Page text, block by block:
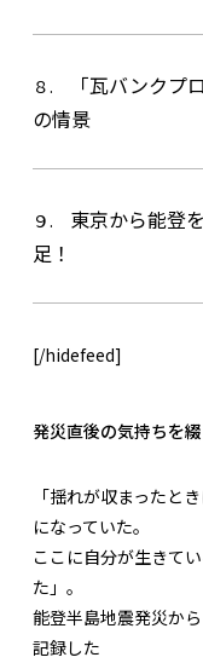
８.
「瓦バンクプ
の情景
９.
東京から能登
足！
[/hidefeed]
発災直後の気持ちを
「揺れが収まったと
になっていた。
ここに自分が生きて
た」――。
能登半島地震発災か
記録した